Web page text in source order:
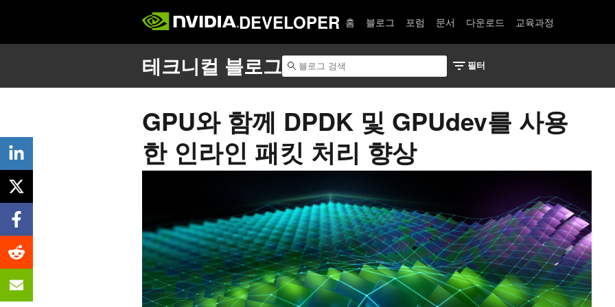
DEVELOPER 홈 블로그 포럼 문서 다운로드 교육과정
GPU와 함께 DPDK 및 GPUdev를 사용
한 인라인 패킷 처리 향상